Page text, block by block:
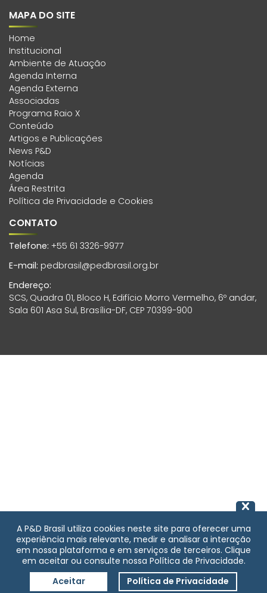
MAPA DO SITE
Home
Institucional
Ambiente de Atuação
Agenda Interna
Agenda Externa
Associadas
Programa Raio X
Conteúdo
Artigos e Publicações
News P&D
Notícias
Agenda
Área Restrita
Política de Privacidade e Cookies
CONTATO
Telefone: +55 61 3326-9977
E-mail: pedbrasil@pedbrasil.org.br
Endereço:
SCS, Quadra 01, Bloco H, Edifício Morro Vermelho, 6º andar,
Sala 601 Asa Sul, Brasília-DF, CEP 70399-900
A P&D Brasil utiliza cookies neste site para oferecer uma
experiência mais relevante, medir e analisar a interação
em nossa plataforma e em serviços de terceiros. Clique
em aceitar ou consulte nossa Política de Privacidade.
Aceitar
Política de Privacidade